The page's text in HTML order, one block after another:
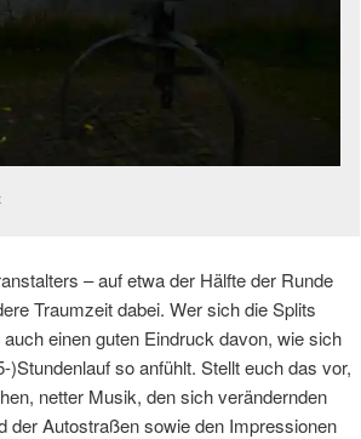
– auf etwa der Hälfte der Runde
Traumzeit dabei. Wer sich die Splits
einen guten Eindruck davon, wie sich
so anfühlt. Stellt euch das vor,
netter Musik, den sich verändernden
der Autostraßen sowie den Impressionen